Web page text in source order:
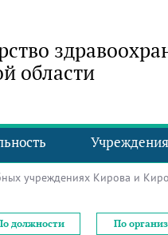
области
Учреждения
учреждениях Кирова и
должности По